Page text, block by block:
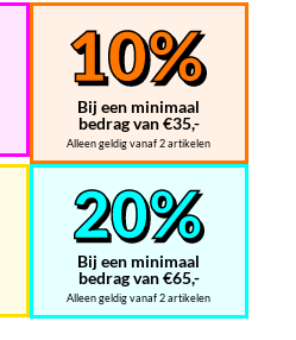
Bij een minimaal
bedrag van €35,-
Alleen geldig vanaf 2 artikelen
Bij een minimaal
bedrag van €65,-
Alleen geldig vanaf 2 artikelen